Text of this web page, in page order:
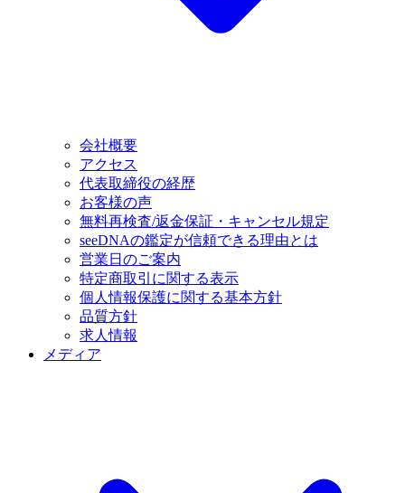
会社概要
アクセス
代表取締役の経歴
お客様の声
無料再検査/返金保証・キャンセル規定
seeDNAの鑑定が信頼できる理由とは
営業日のご案内
特定商取引に関する表示
個人情報保護に関する基本方針
品質方針
求人情報
メディア